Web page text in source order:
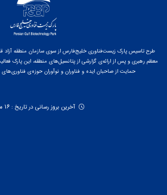
طرح تاسیس پارک زیست‌فناوری خلیج‌فارس از سوی سازمان منطقه آزاد
حمایت از صاحبان ایده و فناوران و نوآوران حوزه‌ی
آخرین بروز رسانی در تاریخ : 16 مهر 1400